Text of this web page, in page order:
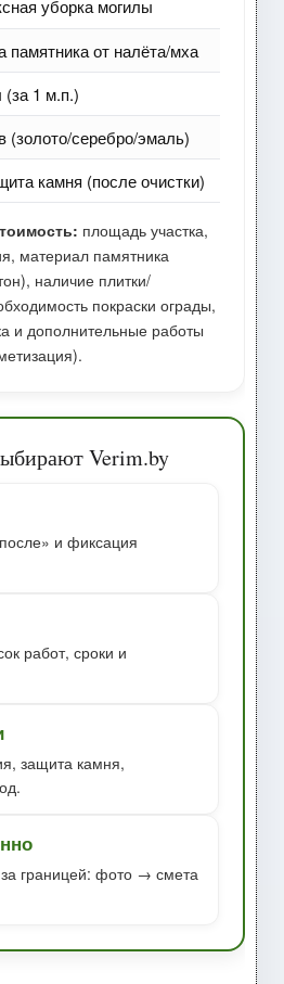
уборка могилы
памятника от налёта/мха
(за 1 м.п.)
(золото/серебро/эмаль)
камня (после очистки)
площадь участка,
материал памятника
наличие плитки/
покраски ограды,
и дополнительные работы
Verim.by
и фиксация
работ, сроки и
защита камня,
границей: фото → смета